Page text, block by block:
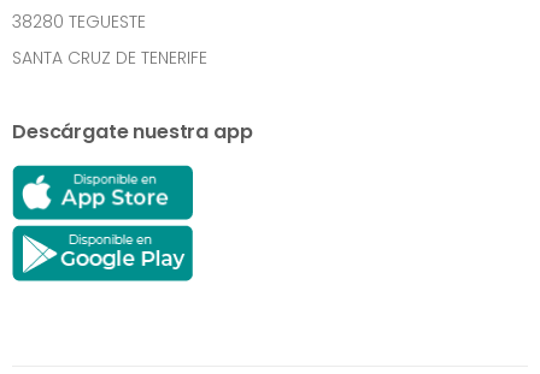
38280 TEGUESTE
SANTA CRUZ DE TENERIFE
Descárgate nuestra app